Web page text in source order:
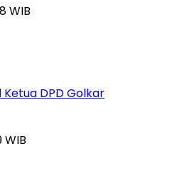
WIB
DPD Golkar
WIB